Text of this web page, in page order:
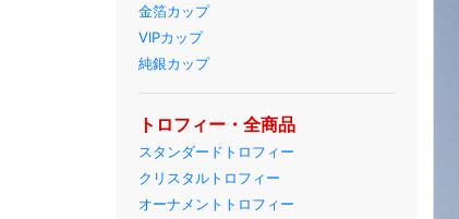
金箔カップ
VIPカップ
純銀カップ
トロフィー・全商品
スタンダードトロフィー
クリスタルトロフィー
オーナメントトロフィー